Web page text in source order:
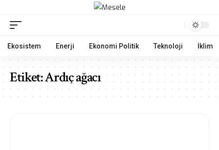
Ekosistem Enerji Ekonomi Politik Teknoloji İklim
Etiket:Ardıç ağacı